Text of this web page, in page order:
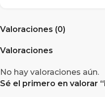
Valoraciones (0)
Valoraciones
No hay valoraciones aún.
Sé el primero en valorar “